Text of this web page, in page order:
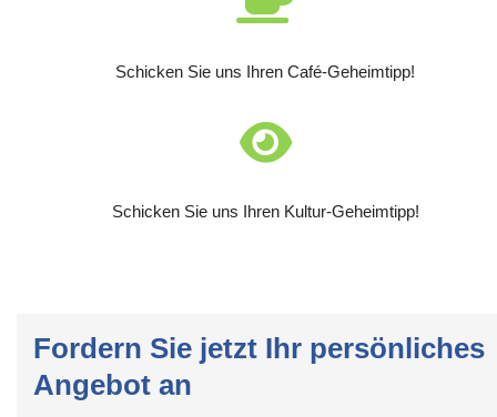
Schicken Sie uns Ihren Café-Geheimtipp!
Schicken Sie uns Ihren Kultur-Geheimtipp!
Fordern Sie jetzt Ihr persönliches
Angebot an